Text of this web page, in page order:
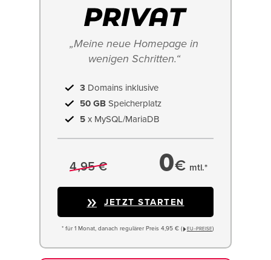
„Meine neue Homepage in
wenigen Schritten.“
3 Domains inklusive
50 GB Speicherplatz
5 x MySQL/MariaDB
4,95 € 0€ mtl.*
JETZT STARTEN
* für 1 Monat, danach regulärer Preis 4,95 € ( EU−PREISE)